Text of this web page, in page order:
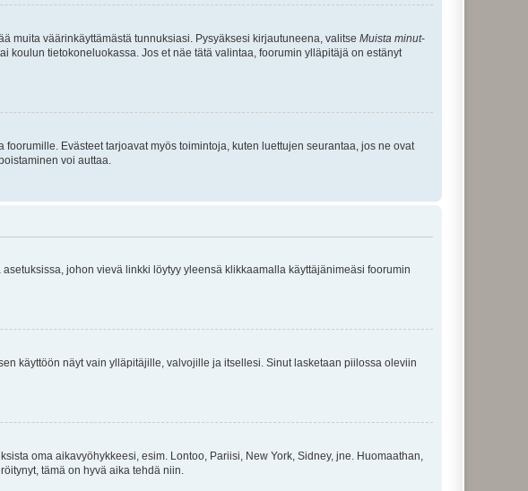
muita väärinkäyttämästä tunnuksiasi. Pysyäksesi kirjautuneena, valitse Muista minut-
koulun tietokoneluokassa. Jos et näe tätä valintaa, foorumin ylläpitäjä on estänyt
Evästeet tarjoavat myös toimintoja, kuten luettujen seurantaa, jos ne ovat
voi auttaa.
johon vievä linkki löytyy yleensä klikkaamalla käyttäjänimeäsi foorumin
käyttöön näyt vain ylläpitäjille, valvojille ja itsellesi. Sinut lasketaan piilossa oleviin
oma aikavyöhykkeesi, esim. Lontoo, Pariisi, New York, Sidney, jne. Huomaathan,
tämä on hyvä aika tehdä niin.